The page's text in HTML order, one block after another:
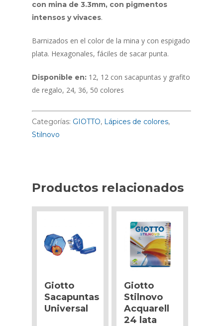
con mina de 3.3mm, con pigmentos
intensos y vivaces.
Barnizados en el color de la mina y con espigado
plata. Hexagonales, fáciles de sacar punta.
Disponible en: 12, 12 con sacapuntas y grafito
de regalo, 24, 36, 50 colores
Categorías: GIOTTO, Lápices de colores,
Stilnovo
Productos relacionados
Giotto
Sacapuntas
Universal
Giotto
Stilnovo
Acquarell
24 lata